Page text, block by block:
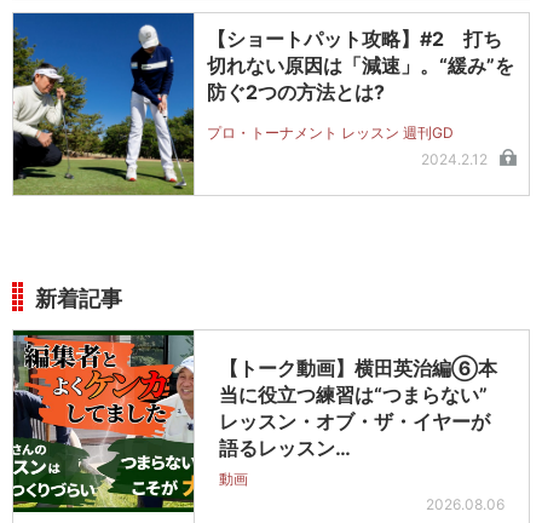
【ショートパット攻略】#2 打ち
切れない原因は「減速」。“緩み”を
防ぐ2つの方法とは?
プロ・トーナメント レッスン 週刊GD
2024.2.12
新着記事
【トーク動画】横田英治編⑥本
当に役立つ練習は“つまらない”
レッスン・オブ・ザ・イヤーが
語るレッスン…
動画
2026.08.06